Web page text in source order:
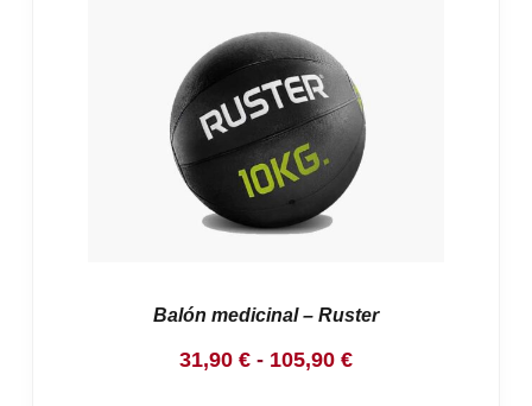
Balón medicinal – Ruster
31,90 € - 105,90 €Rango